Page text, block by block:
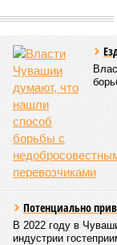
Потенциально
В 2022 году в
индустрии